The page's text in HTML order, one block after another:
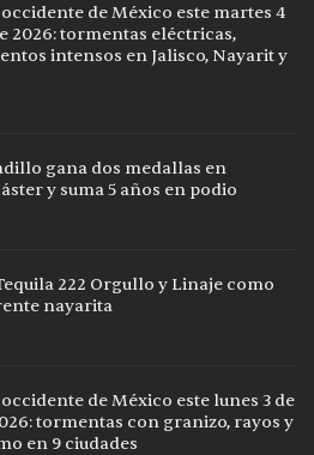
de México este martes 4
2026: tormentas eléctricas,
intensos en Jalisco, Nayarit y
gana dos medallas en
y suma 5 años en podio
222 Orgullo y Linaje como
nayarita
de México este lunes 3 de
tormentas con granizo, rayos y
en 9 ciudades